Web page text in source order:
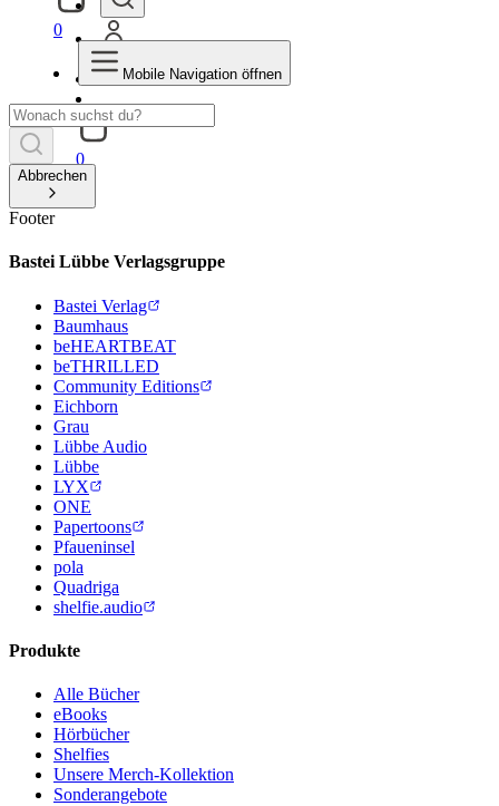
0
0
Mobile Navigation öffnen
Abbrechen
Footer
Bastei Lübbe Verlagsgruppe
Bastei Verlag
Baumhaus
beHEARTBEAT
beTHRILLED
Community Editions
Eichborn
Grau
Lübbe Audio
Lübbe
LYX
ONE
Papertoons
Pfaueninsel
pola
Quadriga
shelfie.audio
Produkte
Alle Bücher
eBooks
Hörbücher
Shelfies
Unsere Merch-Kollektion
Sonderangebote